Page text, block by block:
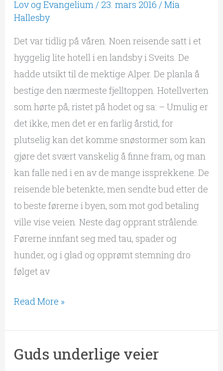
Lov og Evangelium / 23. mars 2016 /Mia
Hallesby
Det var tidlig på våren. Noen reisende satt i et
hyggelig lite hotell i en landsby i Sveits. De
hadde utsikt til de mektige Alper. De planla å
bestige den nærmeste fjelltoppen. Hotellverten
som hørte på, ristet på hodet og sa: – Umulig er
det ikke, men det er en farlig årstid, for
plutselig kan det komme snøstormer som kan
gjøre det svært vanskelig å finne fram, og man
kan falle ned i en av de mange issprekkene. De
reisende ble betenkte, men sendte bud etter de
to beste førerne i byen, som mot god betaling
ville vise veien. Neste dag opprant strålende.
Førerne innfant seg med tau, spader og
hunder, og i glad og opprømt stemning dro
følget av
Read More »
Guds underlige veier
Guds